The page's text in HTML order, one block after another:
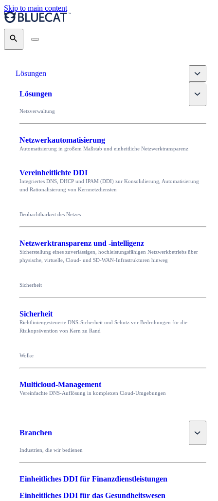
Skip to main content
Search
Lösungen Toggle
Lösungen Toggle
Netzverwaltung
Netzwerkautomatisierung
Automatisierung in großem Maßstab und einheitliche Netzwerktransparenz
Vereinheitlichte DDI
Integriertes DNS, DHCP und IPAM (DDI) zur Konsolidierung, Automatisierung
und Rationalisierung von Kernnetzdiensten
Beobachtbarkeit des Netzes
Netzwerktransparenz und -intelligenz
Sicherstellung eines zuverlässigen, hochleistungsfähigen Netzwerkbetriebs über
physische, virtuelle, Cloud- und SD-WAN-Infrastrukturen hinweg
Sicherheit
Sicherheit
Richtliniengesteuerte DNS-Sicherheit und Schutz vor Bedrohungen für die
Risikoprävention von Kern zu Rand
Wolke
Multicloud-Management
Vereinfachte DNS-Auflösung in komplexen Cloud-Umgebungen
Branchen Toggle
Industrien, die wir bedienen
Einheitliches DDI für Finanzdienstleistungen
Einheitliches DDI für das Gesundheitswesen